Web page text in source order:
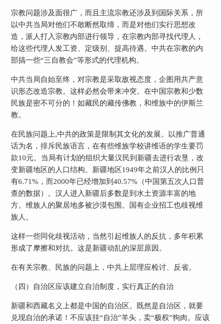
宗教问题涉及面很广，而且主流宗教还涉及到国际关系，所
以中共当局对他们不敢断然取缔，而是对他们实行思想改
造，派人打入宗教内部进行领导，在宗教内部寻找代理人，
给这些代理人发工资、定级别、提高待遇。中共在宗教的内
部搞一些“三自教会”等形式的代理机构。
中共当局自始至终，对宗教是采取敌视态度，企图用共产意
识形态改造宗教。这样必然会带来冲突。在中国宗教和少数
民族是密不可分的！如藏民的藏传佛教，和维族中的伊斯兰
教。
在民族问题上,中共的政策是限制其文化的发展。以推广普通
话为名，排斥民族语言，在有些维族学校讲维语的学生要罚
款10元。当局有计划的组织大量汉民到新疆去进行农垦，改
变新疆地区的人口结构。新疆地区1949年之前汉人的比例只
有6.71% ，而2000年已经增加到 40.57% （中国第五次人口普
查的数据）。汉人进入新疆后多数是到水土资源丰富的地
方。维族人的聚居地多被沙漠包围。国有企业招工也歧视维
族人。
这样一些同化歧视活动，当然引起维族人的反抗，多年积累
形成了摩擦和对抗。这是新疆动乱的深层原因。
在有关宗教、民族的问题上，中共上层理应检讨、反省。
（四）自治区应该建立自治制度，实行真正的自治
新疆和西藏名义上都是中国的自治区。既然是自治区，就要
兑现自治的承诺！不应该挂“自治”羊头，卖“极权”狗肉。应该